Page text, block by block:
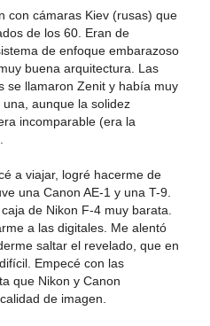
con cámaras Kiev (rusas) que
de los 60. Eran de
de enfoque embarazoso
buena arquitectura. Las
se llamaron Zenit y había muy
aunque la solidez
incomparable (era la
a viajar, logré hacerme de
una Canon AE-1 y una T-9.
de Nikon F-4 muy barata.
a las digitales. Me alentó
saltar el revelado, que en
Empecé con las
que Nikon y Canon
de imagen.